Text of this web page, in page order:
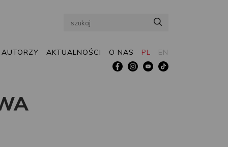
Search
AUTORZY AKTUALNOŚCI O NAS PL EN